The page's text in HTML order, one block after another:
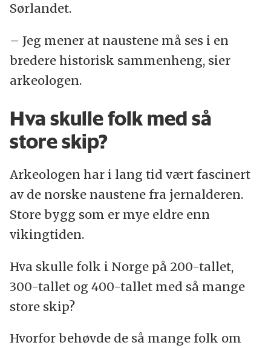
Sørlandet.
– Jeg mener at naustene må ses i en
bredere historisk sammenheng, sier
arkeologen.
Hva skulle folk med så
store skip?
Arkeologen har i lang tid vært fascinert
av de norske naustene fra jernalderen.
Store bygg som er mye eldre enn
vikingtiden.
Hva skulle folk i Norge på 200-tallet,
300-tallet og 400-tallet med så mange
store skip?
Hvorfor behøvde de så mange folk om